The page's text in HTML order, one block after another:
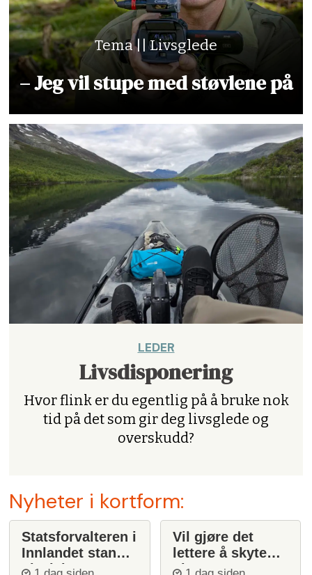
Tema || Livsglede
– Jeg vil stupe med støvlene på
LEDER
Livsdisponering
Hvor flink er du egentlig på å bruke nok
tid på det som gir deg livsglede og
overskudd?
Nyheter i kortform:
Statsforvalteren i
Innlandet stanser
ulvejakt
Vil gjøre det
lettere å skyte
ulv